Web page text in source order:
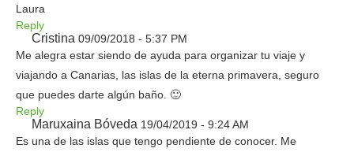
Laura
Reply
Cristina 09/09/2018 - 5:37 PM
Me alegra estar siendo de ayuda para organizar tu viaje y
viajando a Canarias, las islas de la eterna primavera, seguro
que puedes darte algún baño. 🙂
Reply
Maruxaina Bóveda 19/04/2019 - 9:24 AM
Es una de las islas que tengo pendiente de conocer. Me